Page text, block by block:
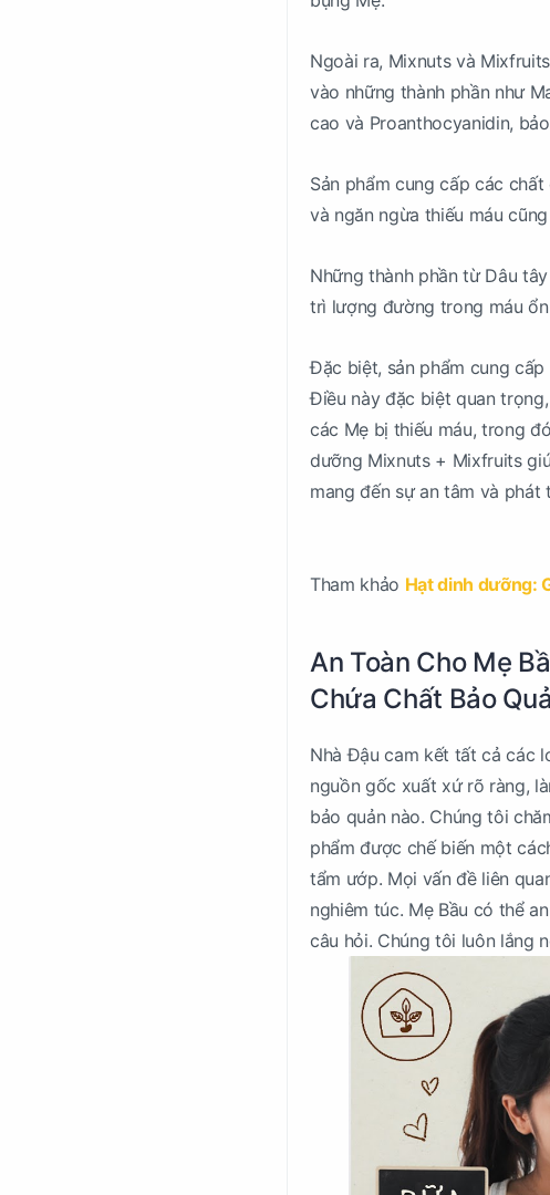
Ngoài ra, Mixnuts và
vào những thành phần như
cao và Proanthocyanidin,
Sản phẩm cung cấp các
và ngăn ngừa thiếu máu
Những thành phần từ Dâu
trì lượng đường trong máu
Đặc biệt, sản phẩm cung
Điều này đặc biệt quan
các Mẹ bị thiếu máu, trong
dưỡng Mixnuts + Mixfruits
mang đến sự an tâm và
Tham khảo Hạt dinh dưỡng:
An Toàn Cho Mẹ
Chứa Chất Bảo
Nhà Đậu cam kết tất cả các
nguồn gốc xuất xứ rõ ràng,
bảo quản nào. Chúng tôi
phẩm được chế biến một
tẩm ướp. Mọi vấn đề liên
nghiêm túc. Mẹ Bầu có thể
câu hỏi. Chúng tôi luôn lắng